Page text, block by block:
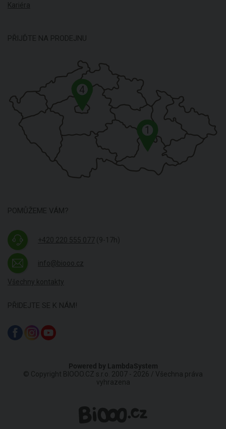
Kariéra
PŘIJĎTE NA PRODEJNU
1
4
POMŮŽEME VÁM?
+420 220 555 077 (9-17h)
info@biooo.cz
Všechny kontakty
PŘIDEJTE SE K NÁM!
Powered by LambdaSystem
© Copyright BIOOO.CZ s.r.o. 2007 - 2026 / Všechna práva
vyhrazena